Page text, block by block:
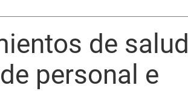
de salud
personal e